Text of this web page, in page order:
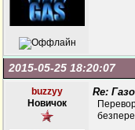
2015-05-25 18:20:07
buzzyy
Новичок
Re: